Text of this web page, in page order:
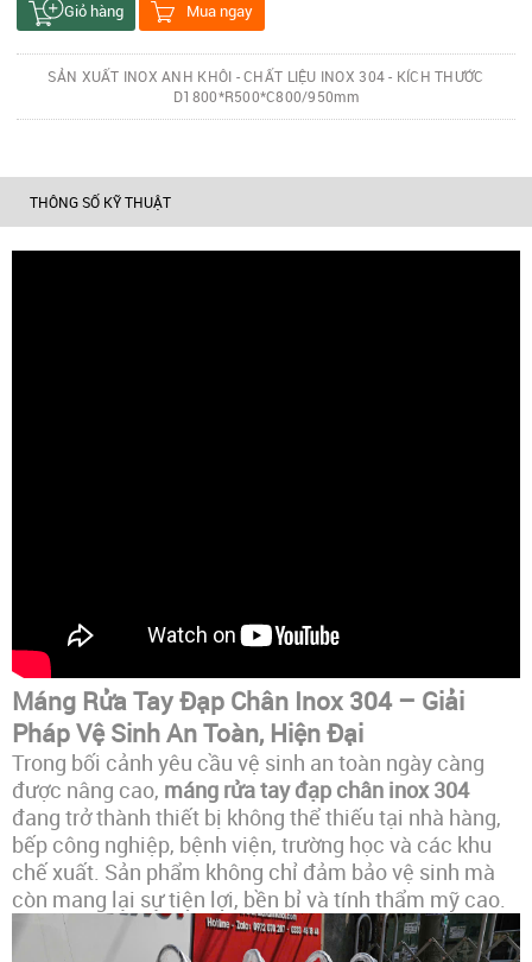
Giỏ hàng Mua ngay
SẢN XUẤT INOX ANH KHÔI - CHẤT LIỆU INOX 304 - KÍCH THƯỚC
D1800*R500*C800/950mm
THÔNG SỐ KỸ THUẬT
Máng Rửa Tay Đạp Chân Inox 304 – Giải
Pháp Vệ Sinh An Toàn, Hiện Đại
Trong bối cảnh yêu cầu vệ sinh an toàn ngày càng
được nâng cao, máng rửa tay đạp chân inox 304
đang trở thành thiết bị không thể thiếu tại nhà hàng,
bếp công nghiệp, bệnh viện, trường học và các khu
chế xuất. Sản phẩm không chỉ đảm bảo vệ sinh mà
còn mang lại sự tiện lợi, bền bỉ và tính thẩm mỹ cao.